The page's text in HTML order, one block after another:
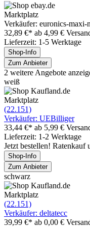
Marktplatz
Verkäufer: euronics-maxi-
32,89 €* ab 4,99 €
Lieferzeit: 1-5 Werktage
Shop-Info
Zum Anbieter
2 weitere Angebote
weiß
Marktplatz
(22.151)
Verkäufer: UEBilliger
33,44 €* ab 5,99 €
Lieferzeit: 1-2 Werktage
Jetzt bestellen!
Shop-Info
Zum Anbieter
schwarz
Marktplatz
(22.151)
Verkäufer: deltatecc
39,99 €* ab 0,00 €